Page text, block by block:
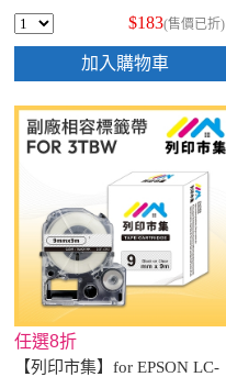
$183(售價已折)
加入購物車
任選8折
【列印市集】for EPSON LC-